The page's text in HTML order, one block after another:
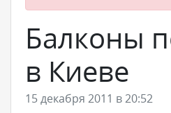
Балконы
в Киеве
15 декабря 2011 в 20:52